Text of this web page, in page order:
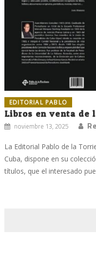
EDITORIAL PABLO
Libros en venta de
noviembre 13, 2025
La Editorial Pablo de la
Cuba, dispone en su
títulos, que el interesado